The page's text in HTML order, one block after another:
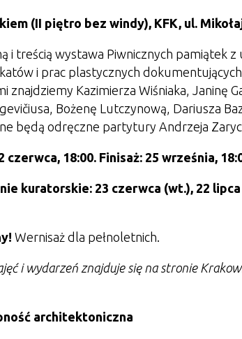
(II piętro bez windy), KFK, ul.
i treścią wystawa Piwnicznych pamiątek
i prac plastycznych
znajdziemy Kazimierza Wiśniaka, Janinę
Bożenę Lutczynową, Dariusza
będą odręczne partytury Andrzeja
czerwca, 18:00. Finisaż: 25 września,
kuratorskie: 23 czerwca (wt.), 22
Wernisaż dla pełnoletnich.
i wydarzeń znajduje się na stronie
architektoniczna